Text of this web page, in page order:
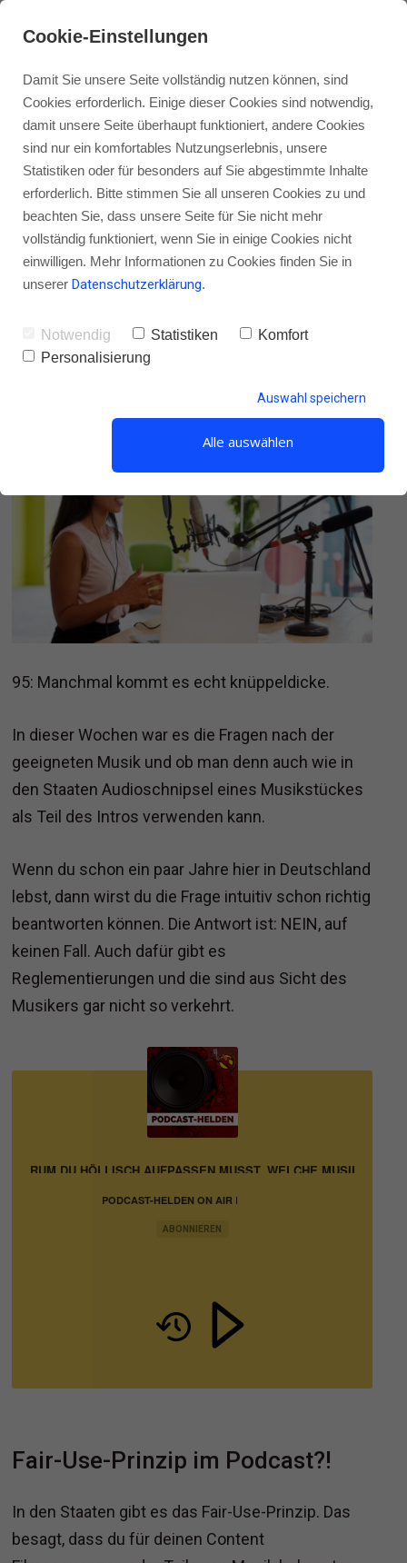
Musik im Podcast: Warum du
höllisch aufpassen musst, welche
Musik du nimmst
von Gordon Schönwälder 14. Juli 2017 2
95: Manchmal kommt es echt knüppeldicke.
In dieser Wochen war es die Fragen nach der
geeigneten Musik und ob man denn auch wie in
den Staaten Audioschnipsel eines Musikstückes
als Teil des Intros verwenden kann.
Wenn du schon ein paar Jahre hier in Deutschland
lebst, dann wirst du die Frage intuitiv schon richtig
beantworten können. Die Antwort ist: NEIN, auf
keinen Fall. Auch dafür gibt es
Reglementierungen und die sind aus Sicht des
Musikers gar nicht so verkehrt.
PODCAST-HELDEN ON AIR |
MARKETING UND VERTRIEB
ABONNIEREN
WARUM DU HÖLLISCH AUFPASSEN MUSST, WELCHE MUSIK DU
Fair-Use-Prinzip im Podcast?!
In den Staaten gibt es das Fair-Use-Prinzip. Das
besagt, dass du für deinen Content
Cookie-Einstellungen
Damit Sie unsere Seite vollständig nutzen können, sind
Cookies erforderlich. Einige dieser Cookies sind notwendig,
damit unsere Seite überhaupt funktioniert, andere Cookies
sind nur ein komfortables Nutzungserlebnis, unsere
Statistiken oder für besonders auf Sie abgestimmte Inhalte
erforderlich. Bitte stimmen Sie all unseren Cookies zu und
beachten Sie, dass unsere Seite für Sie nicht mehr
vollständig funktioniert, wenn Sie in einige Cookies nicht
einwilligen. Mehr Informationen zu Cookies finden Sie in
unserer Datenschutzerklärung.
Notwendig Statistiken
Komfort
Personalisierung
Auswahl speichern
Alle auswählen